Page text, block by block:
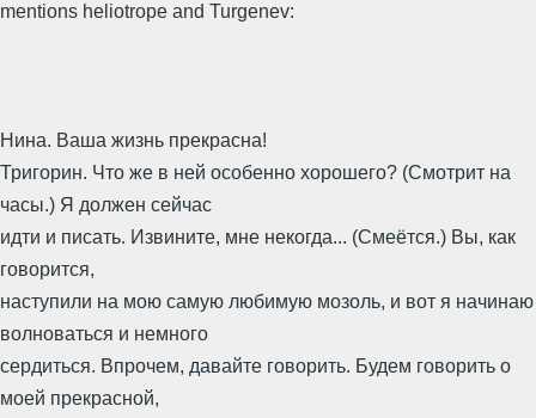
mentions heliotrope and Turgenev:
Нина. Ваша жизнь прекрасна!
Тригорин. Что же в ней особенно хорошего? (Смотрит на
часы.) Я должен сейчас
идти и писать. Извините, мне некогда... (Смеётся.) Вы, как
говорится,
наступили на мою самую любимую мозоль, и вот я начинаю
волноваться и немного
сердиться. Впрочем, давайте говорить. Будем говорить о
моей прекрасной,